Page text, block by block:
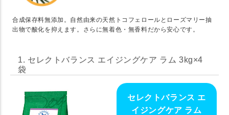
合成保存料無添加。自然由来の天然トコフェロールとローズマリー抽
出物で酸化を抑えます。さらに無着色・無香料だから安心です。
1. セレクトバランス エイジングケア ラム 3kg×4
袋
セレクトバランス エ
イジングケア ラム